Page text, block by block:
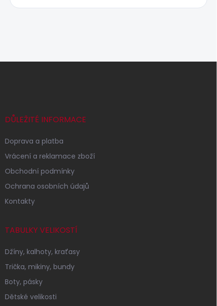
Z
DŮLEŽITÉ INFORMACE
Doprava a platba
Vrácení a reklamace zboží
Obchodní podmínky
Ochrana osobních údajů
Kontakty
TABULKY VELIKOSTÍ
Džíny, kalhoty, kraťasy
Trička, mikiny, bundy
Boty, pásky
Dětské velikosti